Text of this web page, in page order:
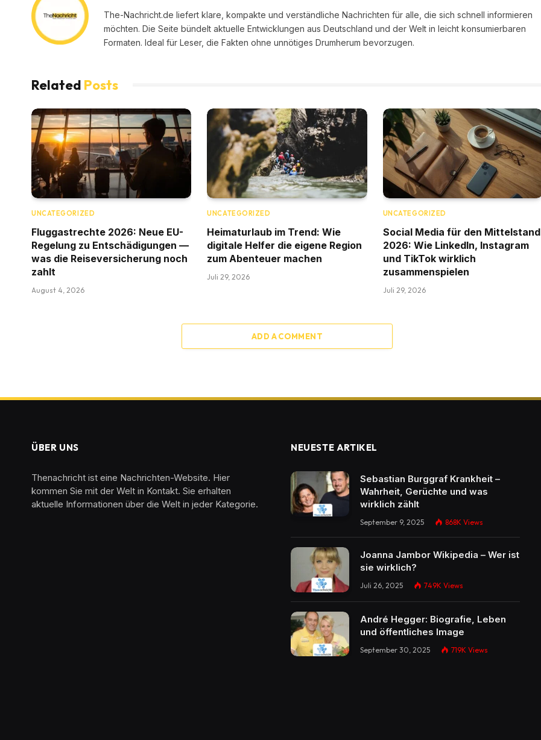
The-Nachricht.de liefert klare, kompakte und verständliche Nachrichten für alle, die sich schnell informieren
möchten. Die Seite bündelt aktuelle Entwicklungen aus Deutschland und der Welt in leicht konsumierbaren
Formaten. Ideal für Leser, die Fakten ohne unnötiges Drumherum bevorzugen.
Related Posts
UNCATEGORIZED
Fluggastrechte 2026: Neue EU-
Regelung zu Entschädigungen —
was die Reiseversicherung noch
zahlt
August 4, 2026
UNCATEGORIZED
Heimaturlaub im Trend: Wie
digitale Helfer die eigene Region
zum Abenteuer machen
Juli 29, 2026
UNCATEGORIZED
Social Media für den Mittelstand
2026: Wie LinkedIn, Instagram
und TikTok wirklich
zusammenspielen
Juli 29, 2026
ADD A COMMENT
ÜBER UNS
Thenachricht ist eine Nachrichten-Website. Hier
kommen Sie mit der Welt in Kontakt. Sie erhalten
aktuelle Informationen über die Welt in jeder Kategorie.
NEUESTE ARTIKEL
Sebastian Burggraf Krankheit –
Wahrheit, Gerüchte und was
wirklich zählt
September 9, 2025 868K Views
Joanna Jambor Wikipedia – Wer ist
sie wirklich?
Juli 26, 2025 749K Views
André Hegger: Biografie, Leben
und öffentliches Image
September 30, 2025 719K Views